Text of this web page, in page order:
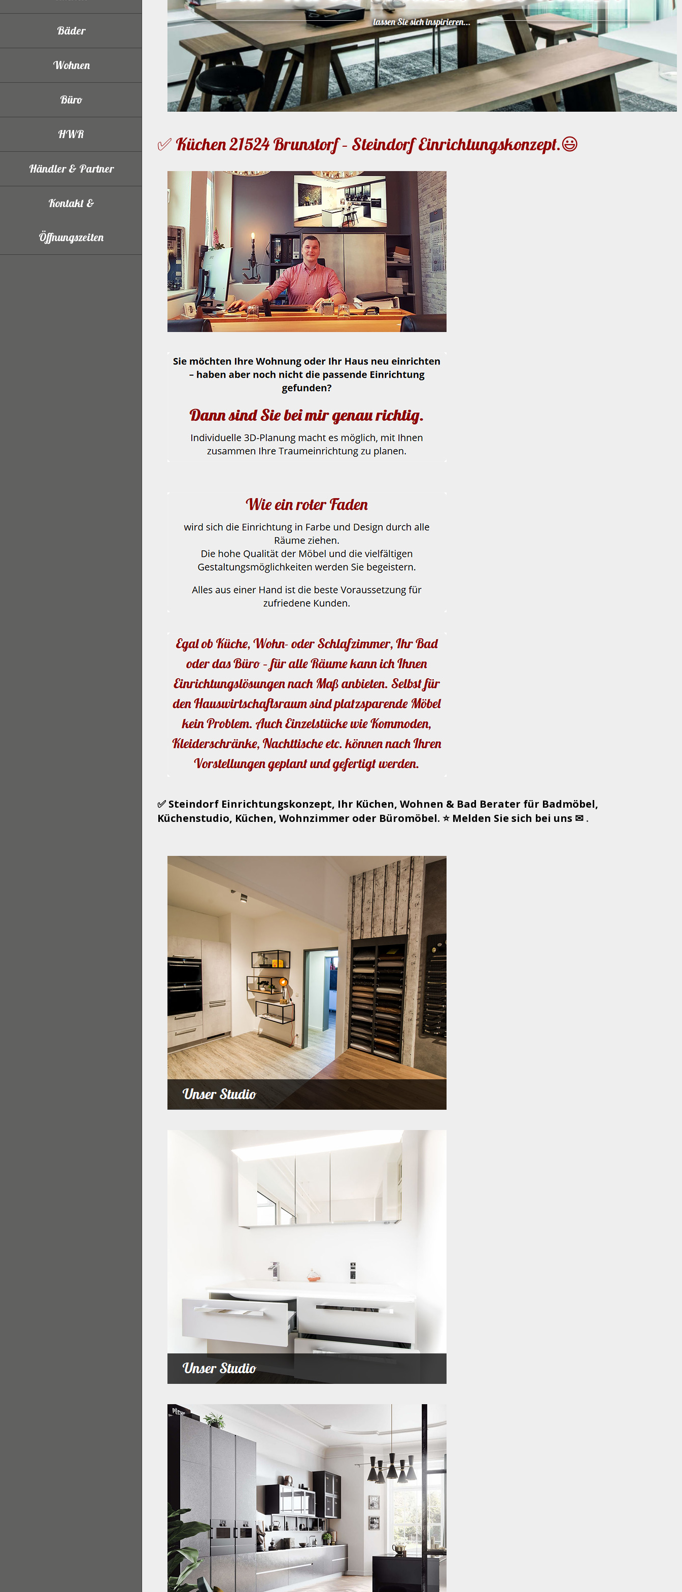
Bäder
Wohnen
Büro
HWR
Händler & Partner
Kontakt &
Öffnungszeiten
✅ Küchen 21524 Brunstorf – Steindorf Einrichtungskonzept.😃
✅ Steindorf Einrichtungskonzept, Ihr Küchen, Wohnen & Bad Berater für Badmöbel,
Küchenstudio, Küchen, Wohnzimmer oder Büromöbel. ⭐ Melden Sie sich bei uns ✉ .